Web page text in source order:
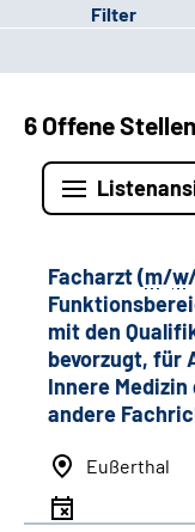
Filter
6 Offene Stellen
Facharzt (m/w
mit den
bevorzugt, für
Innere Medizin
andere
Eußerthal